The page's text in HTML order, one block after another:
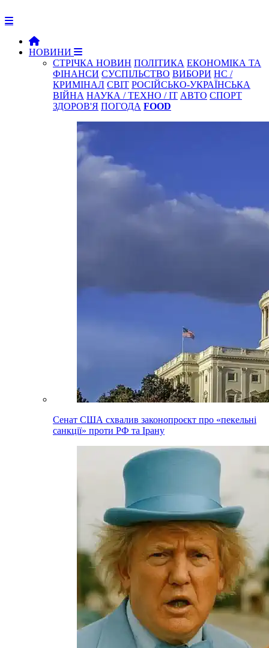
НОВИНИ
СТРІЧКА НОВИН ПОЛІТИКА ЕКОНОМІКА ТА
ФІНАНСИ СУСПІЛЬСТВО ВИБОРИ НС /
КРИМІНАЛ СВІТ РОСІЙСЬКО-УКРАЇНСЬКА
ВІЙНА НАУКА / ТЕХНО / IT АВТО СПОРТ
ЗДОРОВ'Я ПОГОДА FOOD
Сенат США схвалив законопроєкт про «пекельні
санкції» проти РФ та Ірану